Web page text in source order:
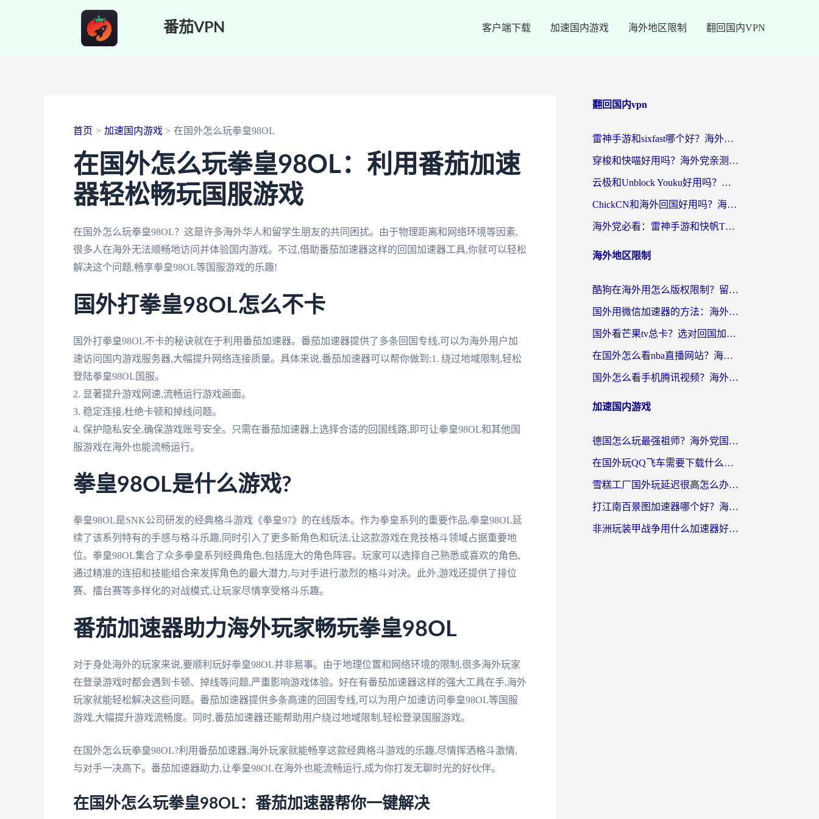
番茄VPN 客户端下载 加速国内游戏 海外地区限制 翻回国内VPN
首页 加速国内游戏 在国外怎么玩拳皇98OL
在国外怎么玩拳皇98OL：利用番茄加速
器轻松畅玩国服游戏
在国外怎么玩拳皇98OL？这是许多海外华人和留学生朋友的共同困扰。由于物理距离和网络环境等因素,
很多人在海外无法顺畅地访问并体验国内游戏。不过,借助番茄加速器这样的回国加速器工具,你就可以轻松
解决这个问题,畅享拳皇98OL等国服游戏的乐趣!
国外打拳皇98OL怎么不卡
国外打拳皇98OL不卡的秘诀就在于利用番茄加速器。番茄加速器提供了多条回国专线,可以为海外用户加
速访问国内游戏服务器,大幅提升网络连接质量。具体来说,番茄加速器可以帮你做到:1. 绕过地域限制,轻松
登陆拳皇98OL国服。
2. 显著提升游戏网速,流畅运行游戏画面。
3. 稳定连接,杜绝卡顿和掉线问题。
4. 保护隐私安全,确保游戏账号安全。只需在番茄加速器上选择合适的回国线路,即可让拳皇98OL和其他国
服游戏在海外也能流畅运行。
拳皇98OL是什么游戏?
拳皇98OL是SNK公司研发的经典格斗游戏《拳皇97》的在线版本。作为拳皇系列的重要作品,拳皇98OL延
续了该系列特有的手感与格斗乐趣,同时引入了更多新角色和玩法,让这款游戏在竞技格斗领域占据重要地
位。拳皇98OL集合了众多拳皇系列经典角色,包括庞大的角色阵容。玩家可以选择自己熟悉或喜欢的角色,
通过精准的连招和技能组合来发挥角色的最大潜力,与对手进行激烈的格斗对决。此外,游戏还提供了排位
赛、擂台赛等多样化的对战模式,让玩家尽情享受格斗乐趣。
番茄加速器助力海外玩家畅玩拳皇98OL
对于身处海外的玩家来说,要顺利玩好拳皇98OL并非易事。由于地理位置和网络环境的限制,很多海外玩家
在登录游戏时都会遇到卡顿、掉线等问题,严重影响游戏体验。好在有番茄加速器这样的强大工具在手,海外
玩家就能轻松解决这些问题。番茄加速器提供多条高速的回国专线,可以为用户加速访问拳皇98OL等国服
游戏,大幅提升游戏流畅度。同时,番茄加速器还能帮助用户绕过地域限制,轻松登录国服游戏。
在国外怎么玩拳皇98OL?利用番茄加速器,海外玩家就能畅享这款经典格斗游戏的乐趣,尽情挥洒格斗激情,
与对手一决高下。番茄加速器助力,让拳皇98OL在海外也能流畅运行,成为你打发无聊时光的好伙伴。
在国外怎么玩拳皇98OL：番茄加速器帮你一键解决
翻回国内vpn
雷神手游和sixfast哪个好？海外党亲测3款回国加速器，教你选对不踩坑
穿梭和快喵好用吗？海外党亲测：小众加速器对比+番茄加速器深度体验
云极和Unblock Youku好用吗？海外党亲测+2026回国加速器避坑指南
ChickCN和海外回国好用吗？海外党2026亲测：从手游到影音，选对加速器的3个关键
海外党必看：雷神手游和快帆TV版好用吗？3步选对回国加速器不踩坑
海外地区限制
酷狗在海外用怎么版权限制？留学生亲测：3步解决听国内音乐难题
国外用微信加速器的方法：海外党无缝连接国内生活的实用指南
国外看芒果tv总卡？选对回国加速器，轻松追《浪姐》不费劲
在国外怎么看nba直播网站？海外党专属体育观赛指南，告别地区限制！
国外怎么看手机腾讯视频？海外党亲测有效的追剧加速器选择指南
加速国内游戏
德国怎么玩最强祖师？海外党国服游戏加速器选择全攻略（附宝可梦Online实测）
在国外玩QQ飞车需要下载什么加速器呢？海外党亲测有效的国服游戏加速指南
雪糕工厂国外玩延迟很高怎么办？海外玩家国服游戏加速终极攻略（附实测推荐）
打江南百景图加速器哪个好？海外党踩坑N次后，终于找到不卡的秘诀
非洲玩装甲战争用什么加速器好？海外党亲测有效的国服游戏加速方案